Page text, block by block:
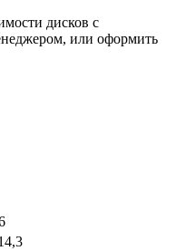
дисков с
или оформить